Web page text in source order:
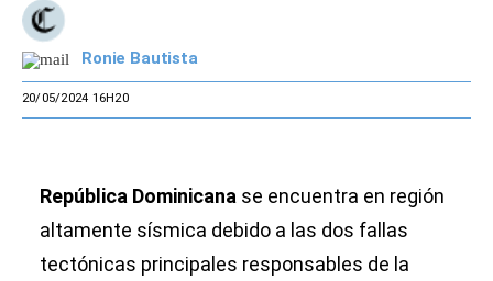
Ronie Bautista
20/05/2024 16H20
República Dominicana se encuentra en región
altamente sísmica debido a las dos fallas
tectónicas principales responsables de la